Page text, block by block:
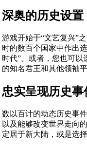
深奥的历史设置
游戏开始于“文艺复兴”
时的数百个国家中作出
时代”。或者，您也可
的知名君王和其他领袖平
忠实呈现历史事
数以百计的动态历史事
以及能够改变世界走向
定居于新大陆，或是选